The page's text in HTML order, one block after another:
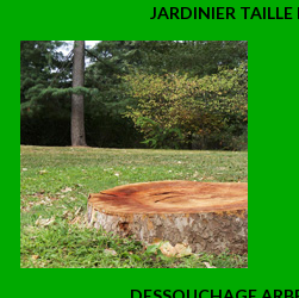
JARDINIER TAILLE